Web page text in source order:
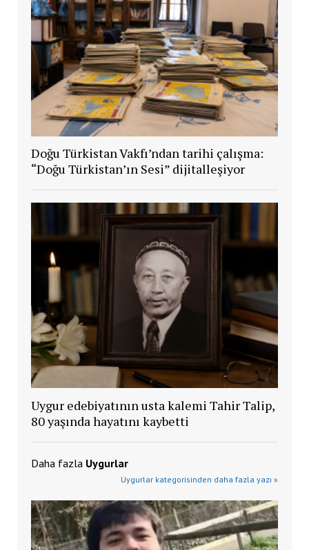
Doğu Türkistan Vakfı’ndan tarihi çalışma:
“Doğu Türkistan’ın Sesi” dijitalleşiyor
Uygur edebiyatının usta kalemi Tahir Talip,
80 yaşında hayatını kaybetti
Daha fazla Uygurlar
Uygurlar kategorisinden daha fazla yazı »